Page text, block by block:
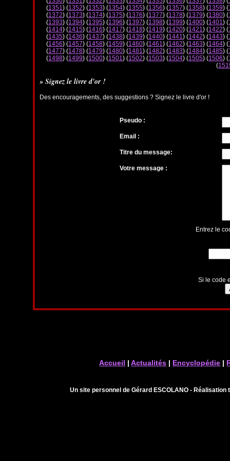
(1351) (1352) (1353) (1354) (1355) (1356) (1357) (1358) (1359) (
(1372) (1373) (1374) (1375) (1376) (1377) (1378) (1379) (1380) (
(1393) (1394) (1395) (1396) (1397) (1398) (1399) (1400) (1401) (
(1414) (1415) (1416) (1417) (1418) (1419) (1420) (1421) (1422) (
(1435) (1436) (1437) (1438) (1439) (1440) (1441) (1442) (1443) (
(1456) (1457) (1458) (1459) (1460) (1461) (1462) (1463) (1464) (
(1477) (1478) (1479) (1480) (1481) (1482) (1483) (1484) (1485) (
(1498) (1499) (1500) (1501) (1502) (1503) (1504) (1505) (1506) (
(
» Signez le livre d'or !
Des encouragements, des suggestions ? Signez le livre d'or !
Pseudo :
Email :
Titre du message:
Votre message :
Entrez le
Si le code
Accueil |Actualités | Encyclopédie |
Un site personnel de Gérard ESCOLANO -